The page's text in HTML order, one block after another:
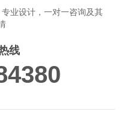
业设计，一对一咨询及其
线